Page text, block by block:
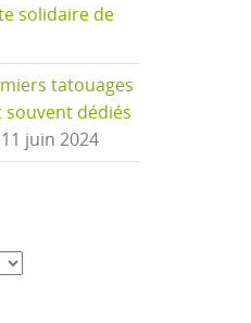
solidaire de
tatouages
dédiés
11 juin 2024